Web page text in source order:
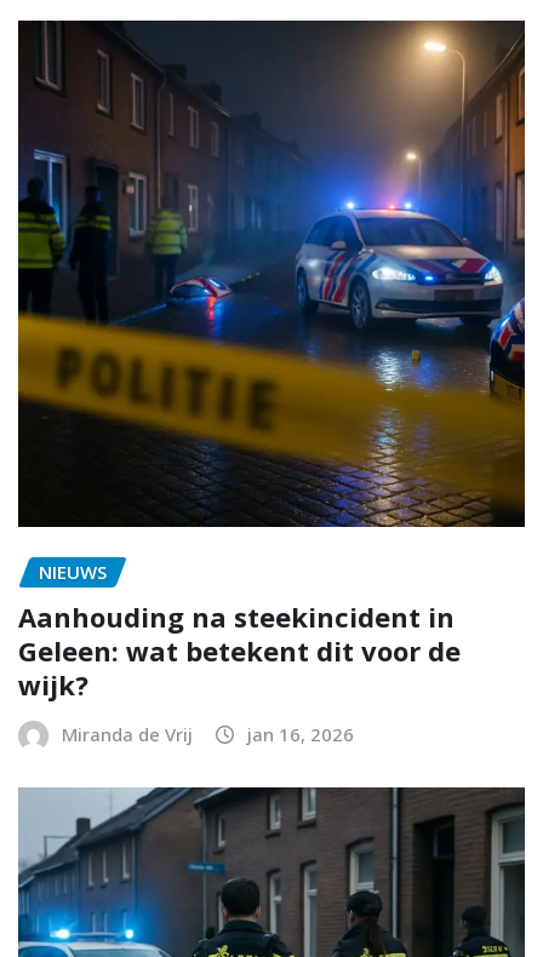
NIEUWS
Aanhouding na steekincident in
Geleen: wat betekent dit voor de
wijk?
Miranda de Vrij jan 16, 2026